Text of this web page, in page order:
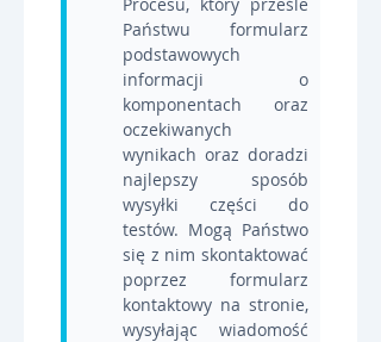
Państwu formularz
podstawowych
informacji o
komponentach oraz
oczekiwanych
wynikach oraz doradzi
najlepszy sposób
wysyłki części do
testów. Mogą Państwo
się z nim skontaktować
poprzez formularz
kontaktowy na stronie,
wysyłając wiadomość